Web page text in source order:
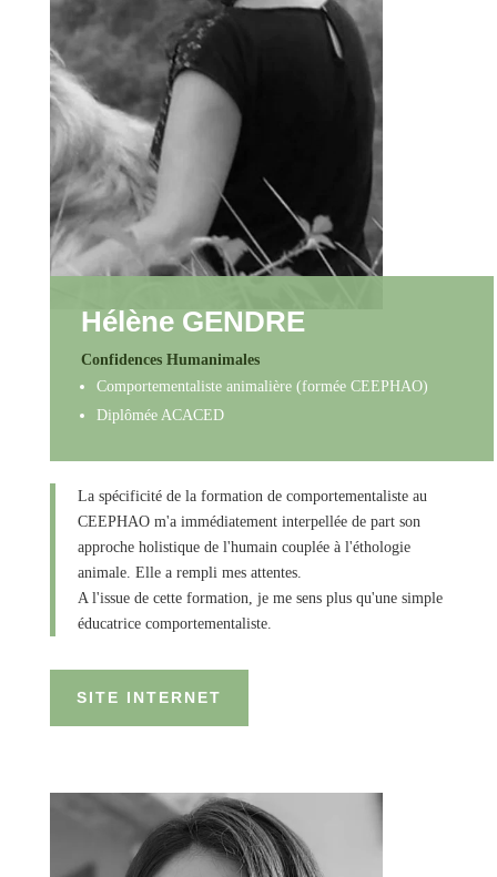
Hélène GENDRE
Confidences Humanimales
Comportementaliste animalière (formée CEEPHAO)
Diplômée ACACED
La spécificité de la formation de comportementaliste au
CEEPHAO m'a immédiatement interpellée de part son
approche holistique de l'humain couplée à l'éthologie
animale. Elle a rempli mes attentes.
A l'issue de cette formation, je me sens plus qu'une simple
éducatrice comportementaliste.
SITE INTERNET